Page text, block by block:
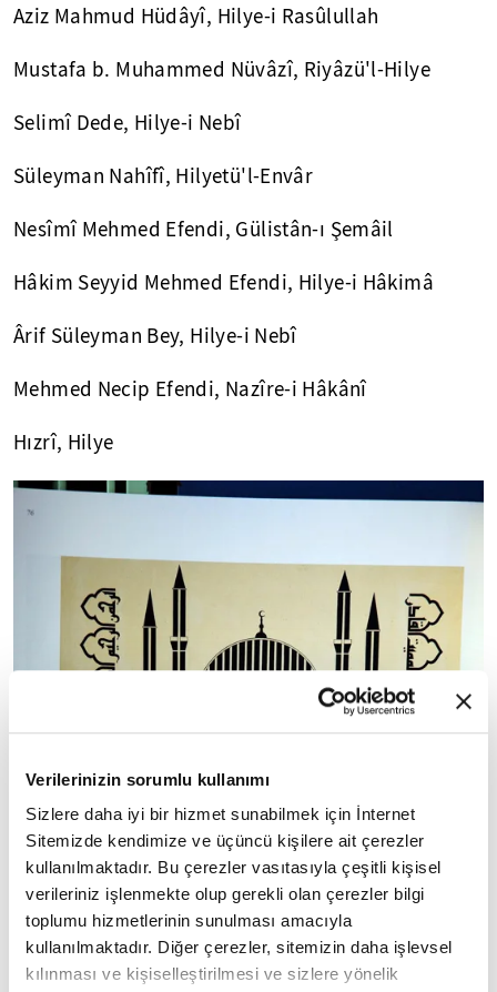
Verilerinizin sorumlu kullanımı
Sizlere daha iyi bir hizmet sunabilmek için İnternet
Sitemizde kendimize ve üçüncü kişilere ait çerezler
kullanılmaktadır. Bu çerezler vasıtasıyla çeşitli kişisel
verileriniz işlenmekte olup gerekli olan çerezler bilgi
toplumu hizmetlerinin sunulması amacıyla
kullanılmaktadır. Diğer çerezler, sitemizin daha işlevsel
kılınması ve kişiselleştirilmesi ve sizlere yönelik
Aziz Mahmud Hüdâyî, Hilye-i Rasûlullah
Mustafa b. Muhammed Nüvâzî, Riyâzü'l-Hilye
Selimî Dede, Hilye-i Nebî
Süleyman Nahîfî, Hilyetü'l-Envâr
Nesîmî Mehmed Efendi, Gülistân-ı Şemâil
Hâkim Seyyid Mehmed Efendi, Hilye-i Hâkimâ
Ârif Süleyman Bey, Hilye-i Nebî
Mehmed Necip Efendi, Nazîre-i Hâkânî
Hızrî, Hilye